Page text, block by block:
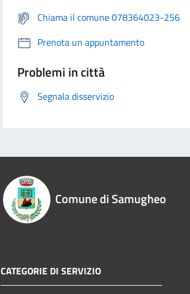
Chiama il comune 078364023-256
Prenota un appuntamento
Problemi in città
Segnala disservizio
Comune di Samugheo
CATEGORIE DI SERVIZIO